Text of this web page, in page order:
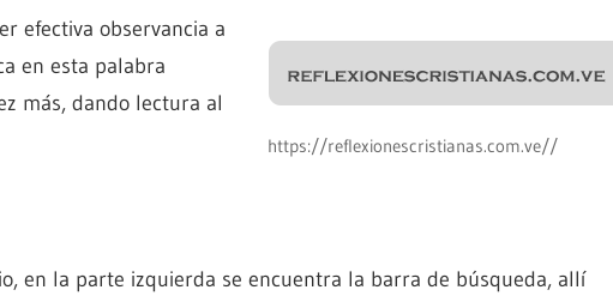
https://reflexionescristianas.com.ve//
efectiva observancia a
en esta palabra
más, dando lectura al
en la parte izquierda se encuentra la barra de búsqueda, allí